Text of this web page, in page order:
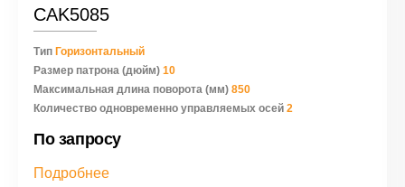
CAK5085
Тип Горизонтальный
Размер патрона (дюйм) 10
Максимальная длина поворота (мм) 850
Количество одновременно управляемых осей 2
По запросу
Подробнее